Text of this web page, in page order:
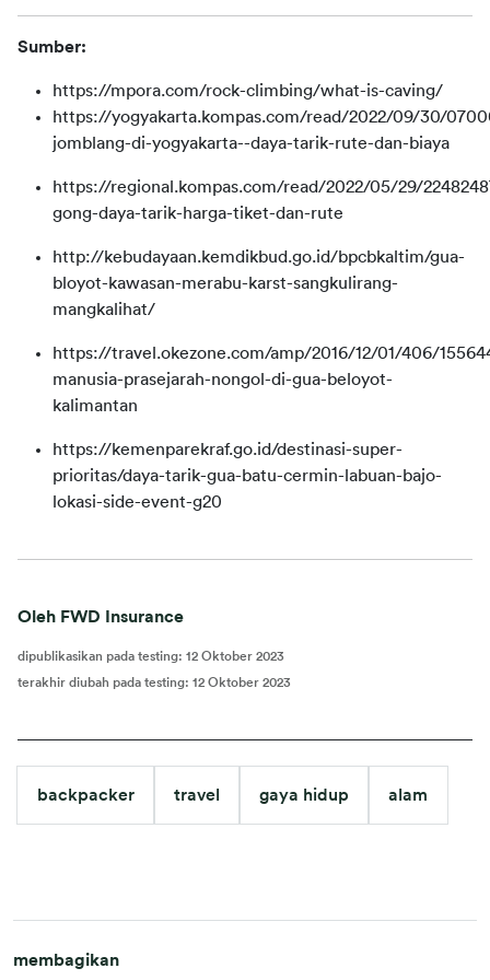
Sumber:
https://mpora.com/rock-climbing/what-is-caving/
https://yogyakarta.kompas.com/read/2022/09/30/
jomblang-di-yogyakarta--daya-tarik-rute-dan-biaya
https://regional.kompas.com/read/2022/05/29/
gong-daya-tarik-harga-tiket-dan-rute
http://kebudayaan.kemdikbud.go.id/bpcbkaltim/gua-
bloyot-kawasan-merabu-karst-sangkulirang-
mangkalihat/
https://travel.okezone.com/amp/2016/12/01/406/
manusia-prasejarah-nongol-di-gua-beloyot-
kalimantan
https://kemenparekraf.go.id/destinasi-super-
prioritas/daya-tarik-gua-batu-cermin-labuan-bajo-
lokasi-side-event-g20
Oleh FWD Insurance
dipublikasikan pada testing: 12 Oktober 2023
terakhir diubah pada testing: 12 Oktober 2023
backpacker travel gaya hidup alam
membagikan